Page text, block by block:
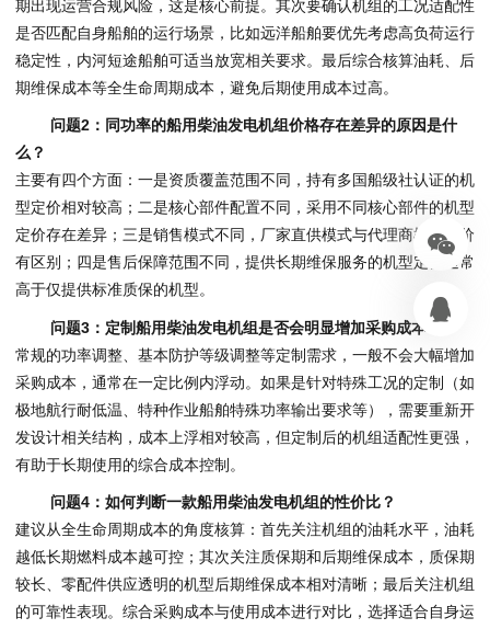
期出现运营合规风险，这是核心前提。其次要确认机组的工况适配性
是否匹配自身船舶的运行场景，比如远洋船舶要优先考虑高负荷运行
稳定性，内河短途船舶可适当放宽相关要求。最后综合核算油耗、后
期维保成本等全生命周期成本，避免后期使用成本过高。
问题2：同功率的船用柴油发电机组价格存在差异的原因是什
么？
主要有四个方面：一是资质覆盖范围不同，持有多国船级社认证的机
型定价相对较高；二是核心部件配置不同，采用不同核心部件的机型
定价存在差异；三是销售模式不同，厂家直供模式与代理商模式定价
有区别；四是售后保障范围不同，提供长期维保服务的机型定价通常
高于仅提供标准质保的机型。
问题3：定制船用柴油发电机组是否会明显增加采购成本？
常规的功率调整、基本防护等级调整等定制需求，一般不会大幅增加
采购成本，通常在一定比例内浮动。如果是针对特殊工况的定制（如
极地航行耐低温、特种作业船舶特殊功率输出要求等），需要重新开
发设计相关结构，成本上浮相对较高，但定制后的机组适配性更强，
有助于长期使用的综合成本控制。
问题4：如何判断一款船用柴油发电机组的性价比？
建议从全生命周期成本的角度核算：首先关注机组的油耗水平，油耗
越低长期燃料成本越可控；其次关注质保期和后期维保成本，质保期
较长、零配件供应透明的机型后期维保成本相对清晰；最后关注机组
的可靠性表现。综合采购成本与使用成本进行对比，选择适合自身运